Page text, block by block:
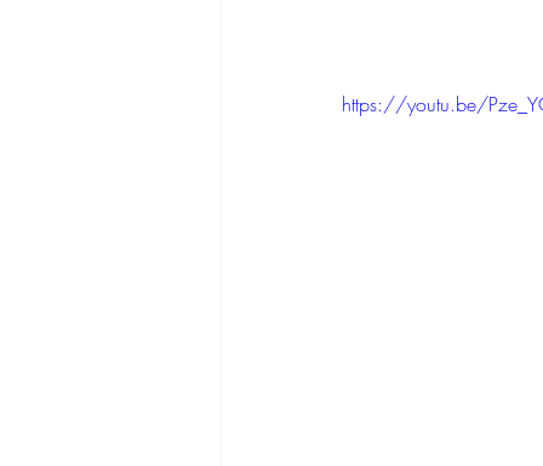
https://youtu.be/